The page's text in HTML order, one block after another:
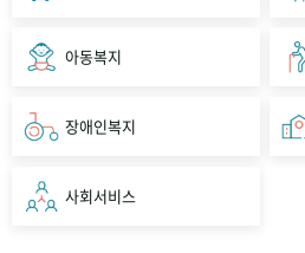
아동복지
장애인복지
사회서비스